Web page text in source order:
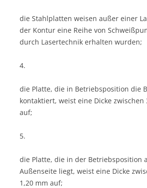
die Stahlplatten weisen außer einer
der Kontur eine Reihe von
durch Lasertechnik erhalten wurden;
4.
die Platte, die in Betriebsposition die
kontaktiert, weist eine Dicke zwischen
auf;
5.
die Platte, die in der Betriebsposition
Außenseite liegt, weist eine Dicke
1,20 mm auf;